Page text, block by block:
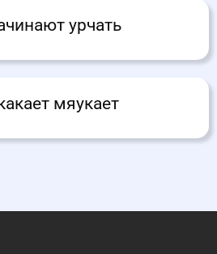
урчать
мяукает